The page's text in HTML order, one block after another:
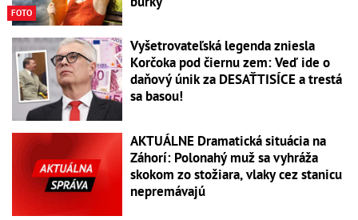
FOTO
Vyšetrovateľská legenda zniesla
Korčoka pod čiernu zem: Veď ide o
daňový únik za DESAŤTISÍCE a trestá
sa basou!
AKTUÁLNE Dramatická situácia na
Záhorí: Polonahý muž sa vyhráža
skokom zo stožiara, vlaky cez stanicu
nepremávajú